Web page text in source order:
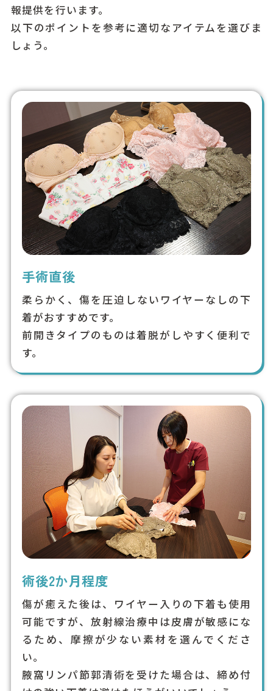
報提供を行います。
以下のポイントを参考に適切なアイテムを選びま
しょう。
手術直後
柔らかく、傷を圧迫しないワイヤーなしの下
着がおすすめです。
前開きタイプのものは着脱がしやすく便利で
す。
術後2か月程度
傷が癒えた後は、ワイヤー入りの下着も使用
可能ですが、放射線治療中は皮膚が敏感にな
るため、摩擦が少ない素材を選んでくださ
い。
腋窩リンパ節郭清術を受けた場合は、締め付